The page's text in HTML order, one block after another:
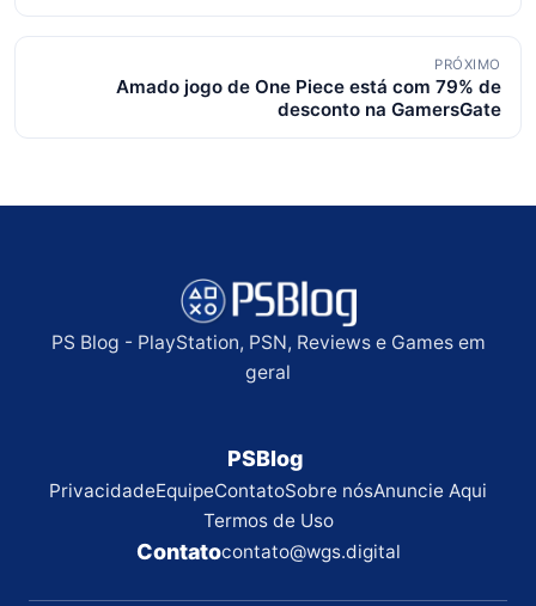
posts
PRÓXIMO
Amado jogo de One Piece está com 79% de
desconto na GamersGate
PS Blog - PlayStation, PSN, Reviews e Games em
geral
PSBlog
PrivacidadeEquipeContatoSobre nósAnuncie Aqui
Termos de Uso
Contatocontato@wgs.digital